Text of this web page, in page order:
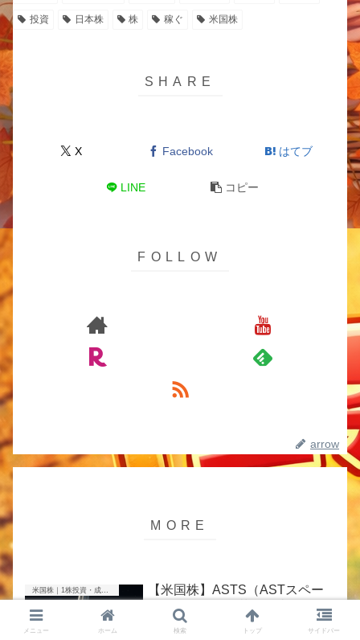
投資 日本株 株 稼ぐ 米国株
X Facebook はてブ
LINE コピー
arrow
米国株｜1株投資・成長株
【米国株】ASTS（ASTスペー
スモバイル）急落の理由は？
SpaceX上場の影響と、取得単価
メニュー ホーム 検索 トップ サイドバー